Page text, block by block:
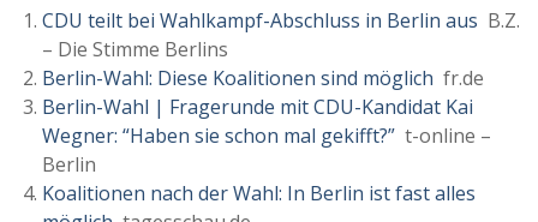
CDU teilt bei Wahlkampf-Abschluss in Berlin aus B.Z.
– Die Stimme Berlins
Berlin-Wahl: Diese Koalitionen sind möglich fr.de
Berlin-Wahl | Fragerunde mit CDU-Kandidat Kai
Wegner: “Haben sie schon mal gekifft?” t-online –
Berlin
Koalitionen nach der Wahl: In Berlin ist fast alles